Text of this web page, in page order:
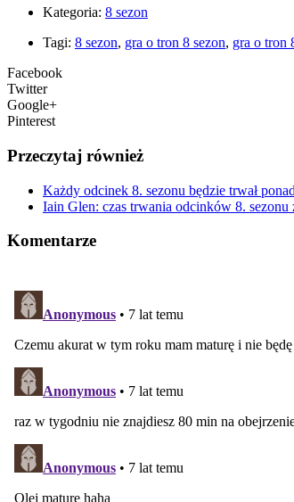
Kategoria: 8 sezon
Tagi: 8 sezon, gra o tron 8 sezon, gra o tron
Facebook
Twitter
Google+
Pinterest
Przeczytaj również
Każdy odcinek 8. sezonu będzie trwał
Iain Glen: czas trwania odcinków 8.
Komentarze